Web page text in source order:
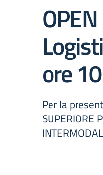
ore
Per la
SUPERIORE